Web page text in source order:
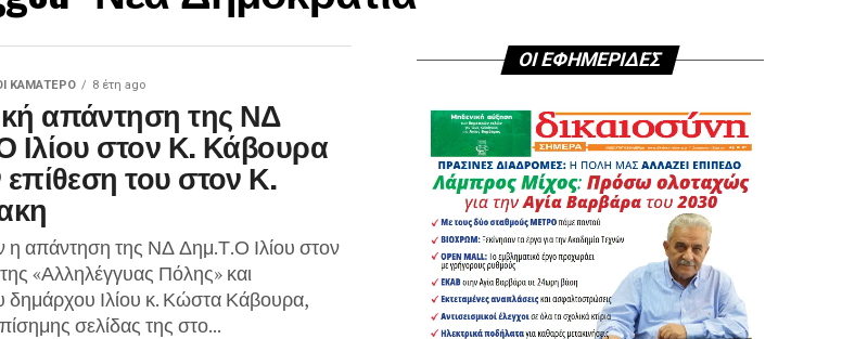
ΚΑΜΑΤΕΡΟ 8 έτη ago
απάντηση της ΝΔ
Ιλίου στον Κ. Κάβουρα
επίθεση του στον Κ.
η απάντηση της ΝΔ Δημ.Τ.Ο Ιλίου στον
«Αλληλέγγυας Πόλης» και
δημάρχου Ιλίου κ. Κώστα Κάβουρα,
σελίδας της στο...
ΟΙ ΕΦΗΜΕΡΙΔΕΣ